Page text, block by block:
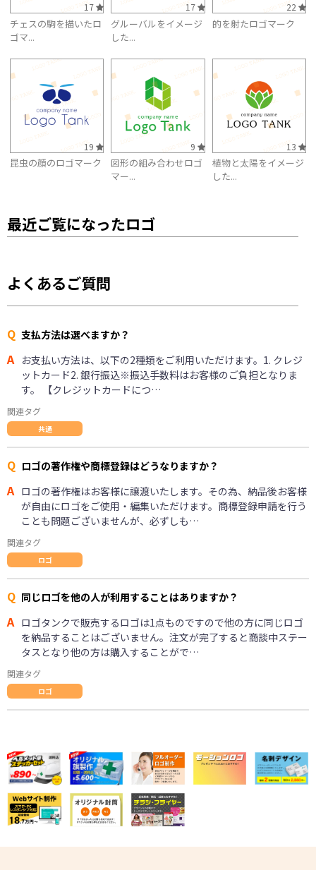
17
チェスの駒を描いたロ
ゴマ...
17
グルーバルをイメージ
した...
22
的を射たロゴマーク
19
昆虫の顔のロゴマーク
9
図形の組み合わせロゴ
マー...
13
植物と太陽をイメージ
した...
最近ご覧になったロゴ
よくあるご質問
Q 支払方法は選べますか？
A お支払い方法は、以下の2種類をご利用いただけます。1. クレジ
ットカード2. 銀行振込※振込手数料はお客様のご負担となりま
す。 【クレジットカードにつ…
関連タグ
共通
Q ロゴの著作権や商標登録はどうなりますか？
A ロゴの著作権はお客様に譲渡いたします。その為、納品後お客様
が自由にロゴをご使用・編集いただけます。商標登録申請を行う
ことも問題ございませんが、必ずしも…
関連タグ
ロゴ
Q 同じロゴを他の人が利用することはありますか？
A ロゴタンクで販売するロゴは1点ものですので他の方に同じロゴ
を納品することはございません。注文が完了すると商談中ステー
タスとなり他の方は購入することがで…
関連タグ
ロゴ